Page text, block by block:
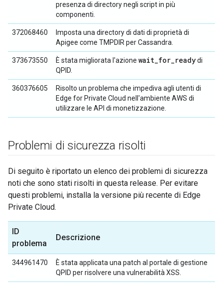
presenza di directory negli script in più
componenti.
372068460
Imposta una directory di dati di proprietà di
Apigee come TMPDIR per Cassandra.
373673550 È stata migliorata l'azione wait_for_readydi
QPID.
360376605
Risolto un problema che impediva agli utenti di
Edge for Private Cloud nell'ambiente AWS di
utilizzare le API di monetizzazione.
Problemi di sicurezza risolti
Di seguito è riportato un elenco dei problemi di sicurezza
noti che sono stati risolti in questa release. Per evitare
questi problemi, installa la versione più recente di Edge
Private Cloud.
ID
problema
Descrizione
344961470
È stata applicata una patch al portale di gestione
QPID per risolvere una vulnerabilità XSS.